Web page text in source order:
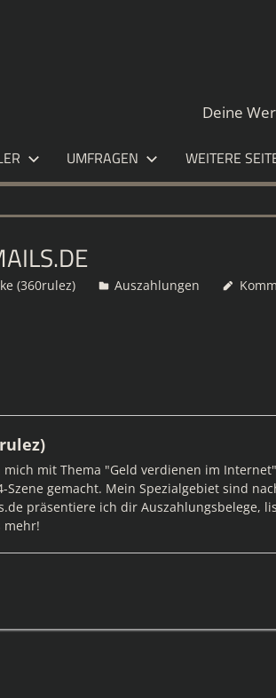
Deine
UMFRAGEN WEITERE
(360rulez) Auszahlungen
mich mit Thema "Geld verdienen im
Szene gemacht. Mein Spezialgebiet sind
präsentiere ich dir Auszahlungsbelege,
mehr!